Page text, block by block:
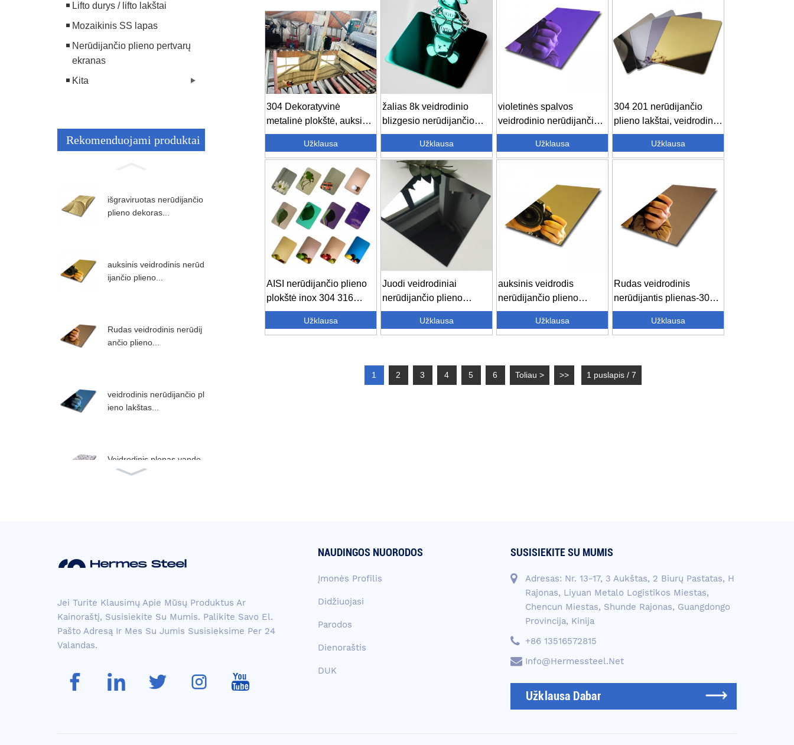
Lifto durys / lifto lakštai
Mozaikinis SS lapas
Nerūdijančio plieno pertvarų
ekranas
Kita
Rekomenduojami produktai
išgraviruotas nerūdijančio
plieno dekoras...
auksinis veidrodinis nerūd
ijančio plieno...
Rudas veidrodinis nerūdij
ančio plieno...
veidrodinis nerūdijančio pl
ieno lakštas...
Veidrodinis plonas vande
ns raibuliavimas...
no...
plaukų linija...
304 Dekoratyvinė
metalinė plokštė, auksinis
veidrodinis apdail...
Užklausa
žalias 8k veidrodinio
blizgesio nerūdijančio
plieno lakštas 30...
Užklausa
violetinės spalvos
veidrodinio nerūdijančio
plieno lakštas-304...
Užklausa
304 201 nerūdijančio
plieno lakštai, veidrodinis
poliravimas...
Užklausa
AISI nerūdijančio plieno
plokštė inox 304 316
316l...
Užklausa
Juodi veidrodiniai
nerūdijančio plieno
lakštai – 201...
Užklausa
auksinis veidrodis
nerūdijančio plieno
lakštas-veidrodis
nerūdijantis...
Užklausa
Rudas veidrodinis
nerūdijantis plienas-304
316 nerūdijantis ...
Užklausa
1 2 3 4 5 6 Toliau > >> 1 puslapis / 7
Jei Turite Klausimų Apie Mūsų Produktus Ar
Kainoraštį, Susisiekite Su Mumis. Palikite Savo El.
Pašto Adresą Ir Mes Su Jumis Susisieksime Per 24
Valandas.
NAUDINGOS NUORODOS
Įmonės Profilis
Didžiuojasi
Parodos
Dienoraštis
DUK
SUSISIEKITE SU MUMIS
Adresas: Nr. 13-17, 3 Aukštas, 2 Biurų Pastatas, H
Rajonas, Liyuan Metalo Logistikos Miestas,
Chencun Miestas, Shunde Rajonas, Guangdongo
Provincija, Kinija
+86 13516572815
Info@hermessteel.net
Užklausa Dabar